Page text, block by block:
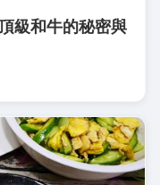
級和牛的秘密與